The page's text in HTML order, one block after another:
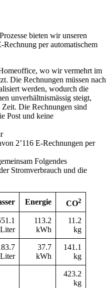
bieten wir unseren
per automatischem
wo wir vermehrt im
Die Rechnungen müssen nach
werden, wodurch die
unverhältnismässig steigt,
Zeit. Die Rechnungen sind
Post und keine
2’116 E-Rechnungen per
Folgendes
Stromverbrauch und die
Energie CO2
Liter
113.2
kWh
11.2
kg
Liter
37.7
kWh
141.1
kg
423.2
kg